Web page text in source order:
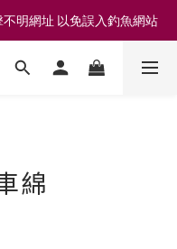
免運 | 可門市取貨/安裝
明網址 以免誤入釣魚網站
免運 | 可門市取貨/安裝
綿